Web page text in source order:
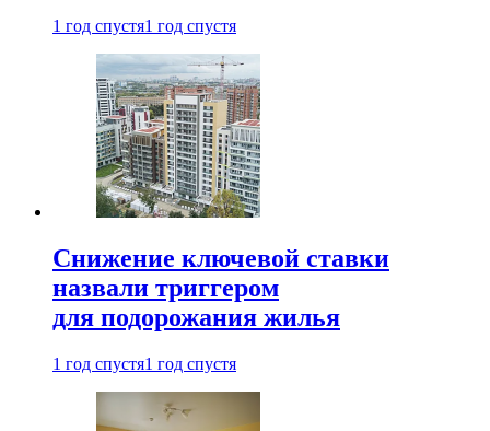
1 год спустя1 год спустя
Снижение ключевой ставки
назвали триггером
для подорожания жилья
1 год спустя1 год спустя